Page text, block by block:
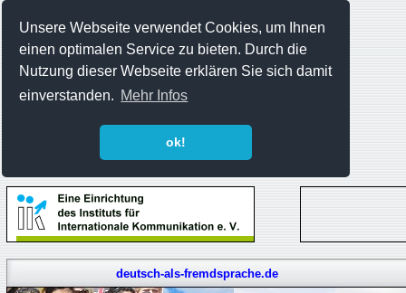
Unsere Webseite verwendet Cookies, um Ihnen
einen optimalen Service zu bieten. Durch die
Nutzung dieser Webseite erklären Sie sich damit
einverstanden. Mehr Infos
ok!
deutsch-als-fremdsprache.de